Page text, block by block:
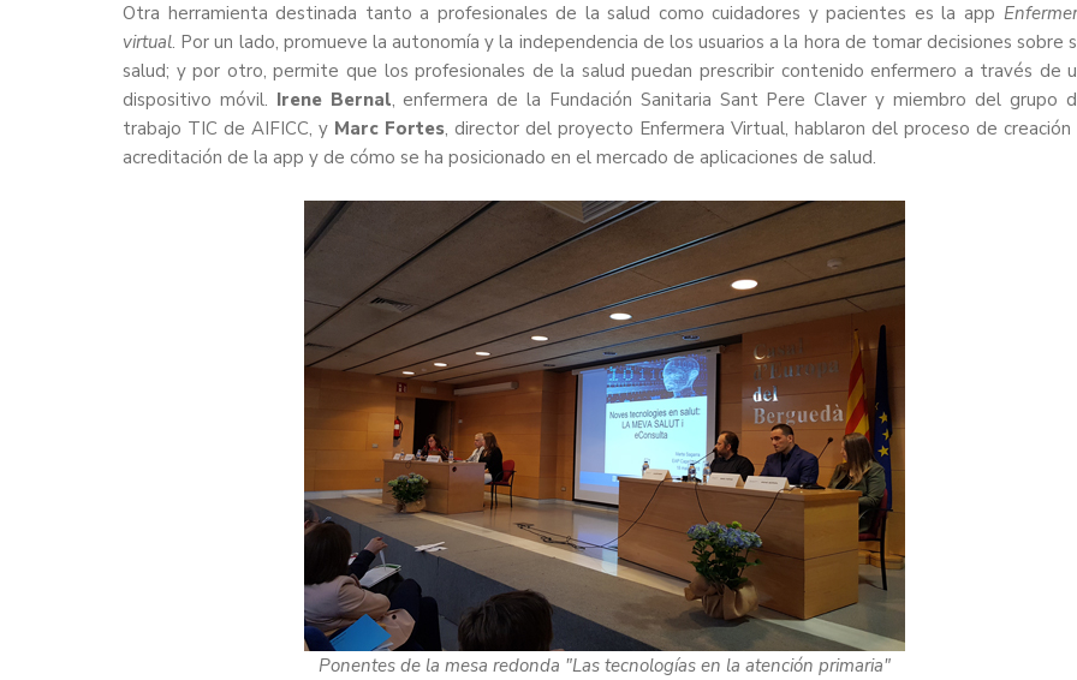
Otra herramienta destinada tanto a profesionales de la salud como cuidadores y pacientes es la app
virtual. Por un lado, promueve la autonomía y la independencia de los usuarios a la hora de tomar decisiones sobre
salud; y por otro, permite que los profesionales de la salud puedan prescribir contenido enfermero a través de
dispositivo móvil. Irene Bernal, enfermera de la Fundación Sanitaria Sant Pere Claver y miembro del grupo
trabajo TIC de AIFICC, y Marc Fortes, director del proyecto Enfermera Virtual, hablaron del proceso de creación
acreditación de la app y de cómo se ha posicionado en el mercado de aplicaciones de salud.
Ponentes de la mesa redonda "Las tecnologías en la atención primaria"